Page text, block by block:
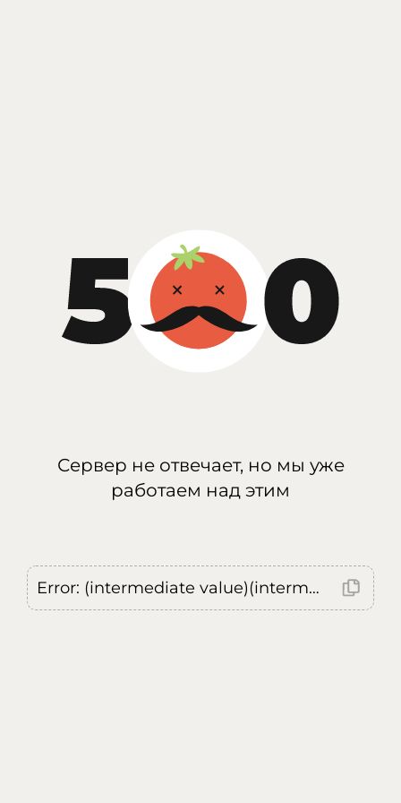
Сервер не отвечает, но мы уже
работаем над этим
Error: (intermediate value)(intermediate value)(intermediate value).replaceAll is not a function